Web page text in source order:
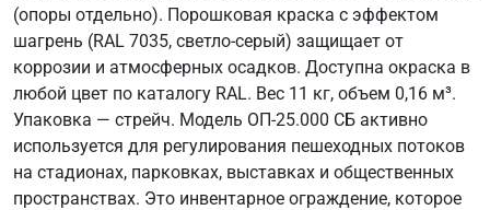
(опоры отдельно). Порошковая краска с эффектом
шагрень (RAL 7035, светло-серый) защищает от
коррозии и атмосферных осадков. Доступна окраска в
любой цвет по каталогу RAL. Вес 11 кг, объем 0,16 м³.
Упаковка — стрейч. Модель ОП-25.000 СБ активно
используется для регулирования пешеходных потоков
на стадионах, парковках, выставках и общественных
пространствах. Это инвентарное ограждение, которое